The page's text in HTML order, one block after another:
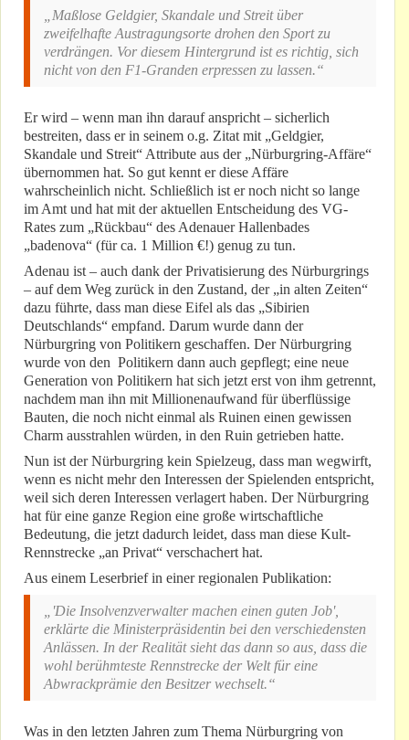
„Maßlose Geldgier, Skandale und Streit über
zweifelhafte Austragungsorte drohen den Sport zu
verdrängen. Vor diesem Hintergrund ist es richtig, sich
nicht von den F1-Granden erpressen zu lassen.“
Er wird – wenn man ihn darauf anspricht – sicherlich
bestreiten, dass er in seinem o.g. Zitat mit „Geldgier,
Skandale und Streit“ Attribute aus der „Nürburgring-Affäre“
übernommen hat. So gut kennt er diese Affäre
wahrscheinlich nicht. Schließlich ist er noch nicht so lange
im Amt und hat mit der aktuellen Entscheidung des VG-
Rates zum „Rückbau“ des Adenauer Hallenbades
„badenova“ (für ca. 1 Million €!) genug zu tun.
Adenau ist – auch dank der Privatisierung des Nürburgrings
– auf dem Weg zurück in den Zustand, der „in alten Zeiten“
dazu führte, dass man diese Eifel als das „Sibirien
Deutschlands“ empfand. Darum wurde dann der
Nürburgring von Politikern geschaffen. Der Nürburgring
wurde von den Politikern dann auch gepflegt; eine neue
Generation von Politikern hat sich jetzt erst von ihm getrennt,
nachdem man ihn mit Millionenaufwand für überflüssige
Bauten, die noch nicht einmal als Ruinen einen gewissen
Charm ausstrahlen würden, in den Ruin getrieben hatte.
Nun ist der Nürburgring kein Spielzeug, dass man wegwirft,
wenn es nicht mehr den Interessen der Spielenden entspricht,
weil sich deren Interessen verlagert haben. Der Nürburgring
hat für eine ganze Region eine große wirtschaftliche
Bedeutung, die jetzt dadurch leidet, dass man diese Kult-
Rennstrecke „an Privat“ verschachert hat.
Aus einem Leserbrief in einer regionalen Publikation:
„'Die Insolvenzverwalter machen einen guten Job',
erklärte die Ministerpräsidentin bei den verschiedensten
Anlässen. In der Realität sieht das dann so aus, dass die
wohl berühmteste Rennstrecke der Welt für eine
Abwrackprämie den Besitzer wechselt.“
Was in den letzten Jahren zum Thema Nürburgring von